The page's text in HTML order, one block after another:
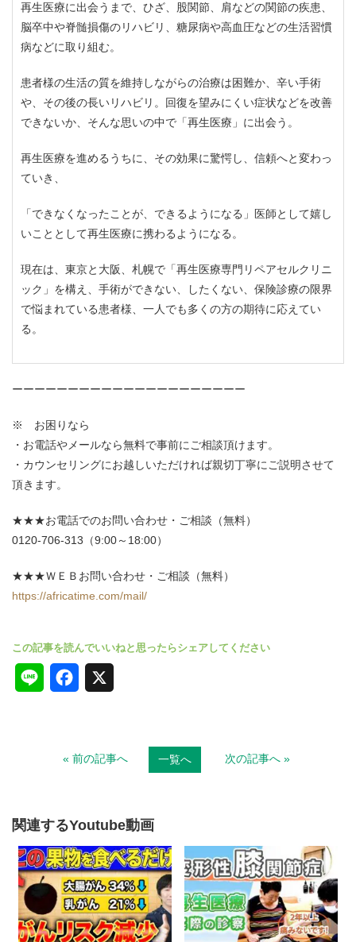
再生医療に出会うまで、ひざ、股関節、肩などの関節の疾患、
脳卒中や脊髄損傷のリハビリ、糖尿病や高血圧などの生活習慣
病などに取り組む。
患者様の生活の質を維持しながらの治療は困難か、辛い手術
や、その後の長いリハビリ。回復を望みにくい症状などを改善
できないか、そんな思いの中で「再生医療」に出会う。
再生医療を進めるうちに、その効果に驚愕し、信頼へと変わっ
ていき、
「できなくなったことが、できるようになる」医師として嬉し
いこととして再生医療に携わるようになる。
現在は、東京と大阪、札幌で「再生医療専門リペアセルクリニ
ック」を構え、手術ができない、したくない、保険診療の限界
で悩まれている患者様、一人でも多くの方の期待に応えてい
る。
ーーーーーーーーーーーーーーーーーーーーー
※ お困りなら
・お電話やメールなら無料で事前にご相談頂けます。
・カウンセリングにお越しいただければ親切丁寧にご説明させて
頂きます。
★★★お電話でのお問い合わせ・ご相談（無料）
0120-706-313（9:00～18:00）
★★★ＷＥＢお問い合わせ・ご相談（無料）
https://africatime.com/mail/
e
o
o
k
« 前の記事へ 一覧へ 次の記事へ »
関連するYoutube動画